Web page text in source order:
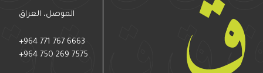
الموصل، العراق
+964 771 767 6663
+964 750 269 7575